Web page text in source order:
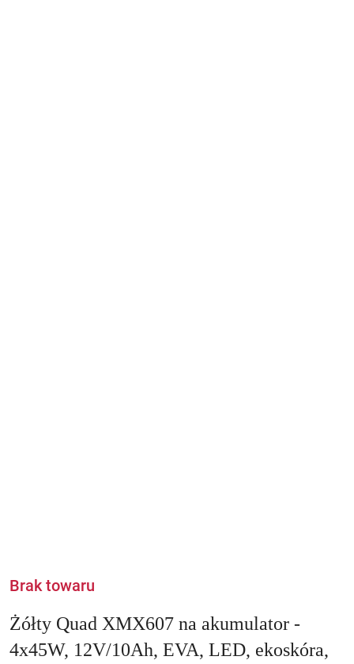
Brak towaru
Żółty Quad XMX607 na akumulator -
4x45W, 12V/10Ah, EVA, LED, ekoskóra,